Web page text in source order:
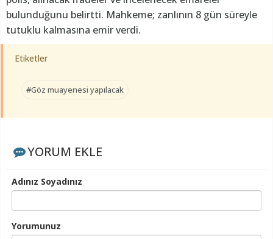
bulunduğunu belirtti. Mahkeme; zanlının 8 gün süreyle
tutuklu kalmasına emir verdi.
Etiketler
#Göz muayenesi yapılacak
YORUM EKLE
Adınız Soyadınız
Yorumunuz